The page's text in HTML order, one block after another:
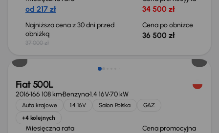
od 217 zł 34 500 zł
Najniższa cena z 30 dni przed
obniżką
37 000 zł
Cena po obniżce
36 500 zł
Taniej o 500 zł
Fiat 500L
2016166 108 kmBenzyna1.4 16V70 kW
Auta krajowe 1.4 16V Salon Polska
GAZ
+4 kolejnych
Miesięczna rata Cena promocyjna